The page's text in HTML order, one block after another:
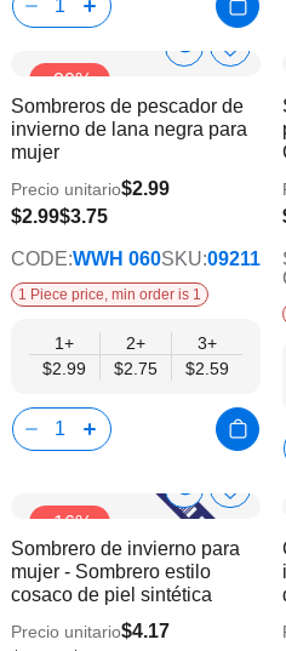
-20%
Show
Info
Añadir
la
lista
deseos
Sombreros de pescador de
invierno de lana negra para
mujer
$2.99$3.75
$2.59
Precio unitario$2.99
CODE:WWH 060SKU:09211
1 Piece price, min order is 1
1+
$2.99
2+
$2.75
3+
$2.59
-16%
Show
Info
Añadir
la
deseos
Sombrero de invierno para
mujer - Sombrero estilo
cosaco de piel sintética
Precio unitario$4.17